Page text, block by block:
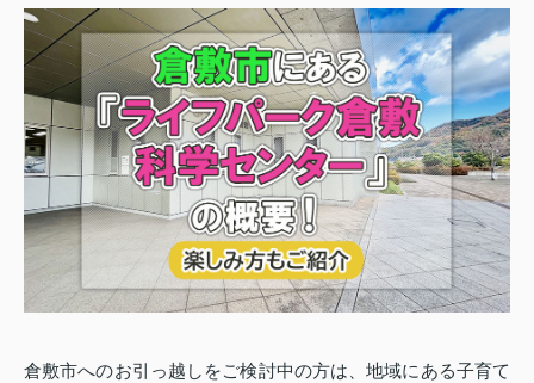
倉敷市へのお引っ越しをご検討中の方は、地域にある子育て